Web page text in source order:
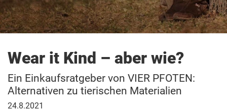
Wear it Kind – aber wie?
Ein Einkaufsratgeber von VIER PFOTEN:
Alternativen zu tierischen Materialien
24.
24.8.2021